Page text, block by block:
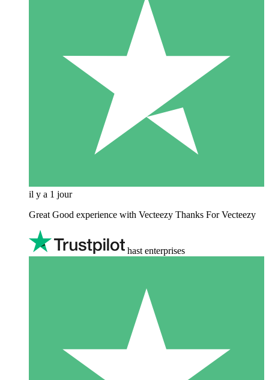
il y a 1 jour
Great Good experience with Vecteezy Thanks For Vecteezy
hast enterprises